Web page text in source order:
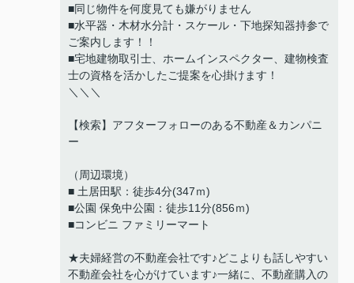
■同じ物件を何度見ても嫌がりません
■水平器・木材水分計・スケール・下地探知器持参で
ご案内します！！
■宅地建物取引士、ホームインスペクター、建物検査
士の資格を活かしたご提案を心掛けます！
＼＼＼
【検索】アフターフォローのある不動産＆カンパニ
ー
（周辺環境）
■ 土居田駅：徒歩4分(347ｍ)
■公園 保免中公園：徒歩11分(856ｍ)
■コンビニ ファミリーマート
★夫婦経営の不動産会社です♪どこよりも話しやすい
不動産会社を心がけています♪一緒に、不動産購入の